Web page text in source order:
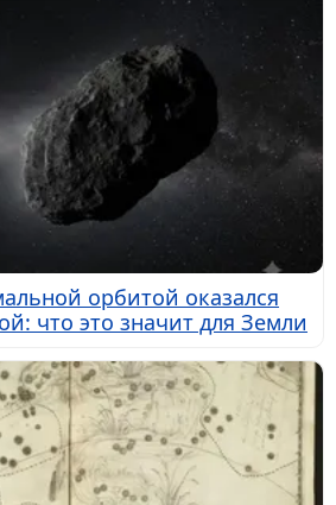
орбитой оказался
что это значит для Земли